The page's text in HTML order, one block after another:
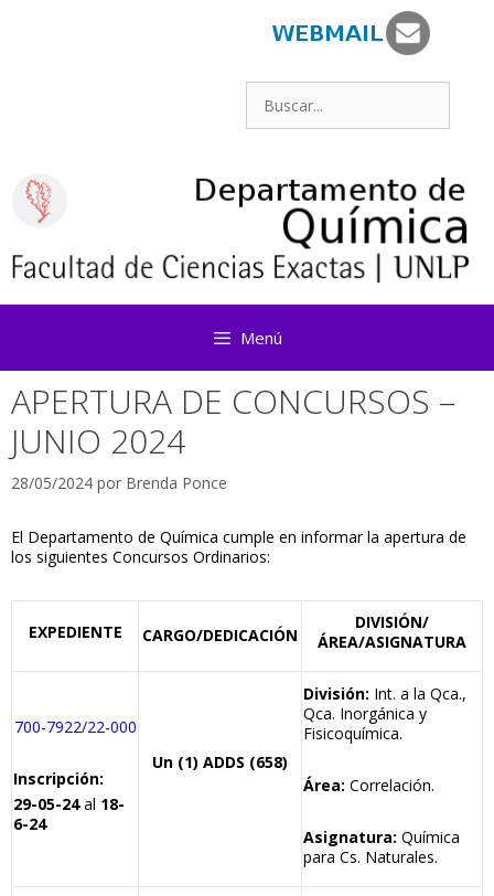
Buscar:
Menú
APERTURA DE CONCURSOS –
JUNIO 2024
28/05/2024 por Brenda Ponce
El Departamento de Química cumple en informar la apertura de
los siguientes Concursos Ordinarios:
EXPEDIENTE CARGO/DEDICACIÓN
DIVISIÓN/
ÁREA/ASIGNATURA
700-7922/22-000
Inscripción:
29-05-24al 18-
6-24
Un (1) ADDS (658)
División: Int. a la Qca.,
Qca. Inorgánica y
Fisicoquímica.
Área: Correlación.
Asignatura: Química
para Cs. Naturales.